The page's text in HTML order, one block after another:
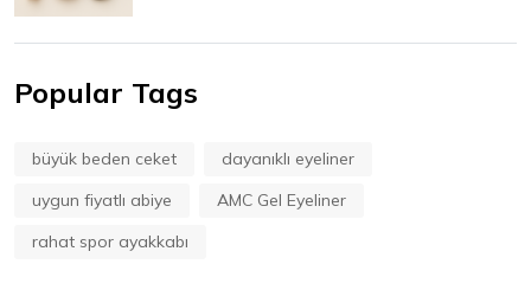
Popular Tags
büyük beden ceket
dayanıklı eyeliner
uygun fiyatlı abiye
AMC Gel Eyeliner
rahat spor ayakkabı